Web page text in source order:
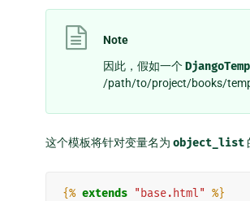
Note
因此，假如一个
/path/to/project/books/
这个模板将针对变量名为 object_list
{% extends "base.html" %}